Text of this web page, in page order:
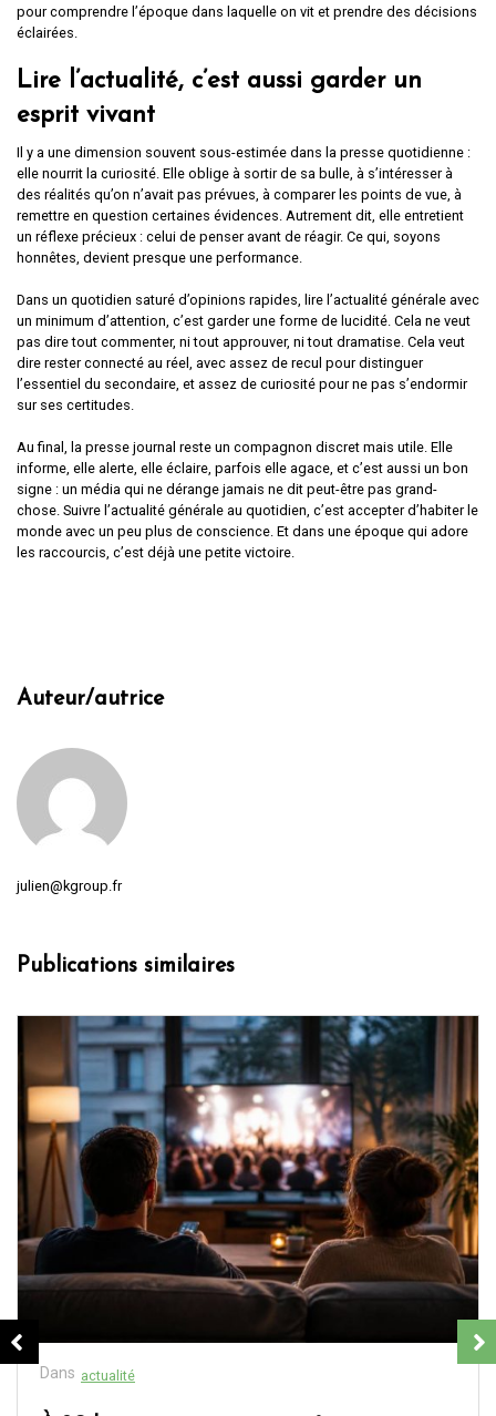
pour comprendre l’époque dans laquelle on vit et prendre des décisions
éclairées.
Lire l’actualité, c’est aussi garder un
esprit vivant
Il y a une dimension souvent sous-estimée dans la presse quotidienne :
elle nourrit la curiosité. Elle oblige à sortir de sa bulle, à s’intéresser à
des réalités qu’on n’avait pas prévues, à comparer les points de vue, à
remettre en question certaines évidences. Autrement dit, elle entretient
un réflexe précieux : celui de penser avant de réagir. Ce qui, soyons
honnêtes, devient presque une performance.
Dans un quotidien saturé d’opinions rapides, lire l’actualité générale avec
un minimum d’attention, c’est garder une forme de lucidité. Cela ne veut
pas dire tout commenter, ni tout approuver, ni tout dramatise. Cela veut
dire rester connecté au réel, avec assez de recul pour distinguer
l’essentiel du secondaire, et assez de curiosité pour ne pas s’endormir
sur ses certitudes.
Au final, la presse journal reste un compagnon discret mais utile. Elle
informe, elle alerte, elle éclaire, parfois elle agace, et c’est aussi un bon
signe : un média qui ne dérange jamais ne dit peut-être pas grand-
chose. Suivre l’actualité générale au quotidien, c’est accepter d’habiter le
monde avec un peu plus de conscience. Et dans une époque qui adore
les raccourcis, c’est déjà une petite victoire.
Auteur/autrice
julien@kgroup.fr
Publications similaires
Dans actualité